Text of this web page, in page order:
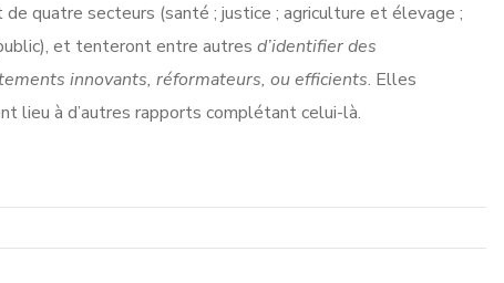
quatre secteurs (santé ; justice ; agriculture et élevage ;
et tenteront entre autres d’identifier des
innovants, réformateurs, ou efficients. Elles
lieu à d’autres rapports complétant celui-là.